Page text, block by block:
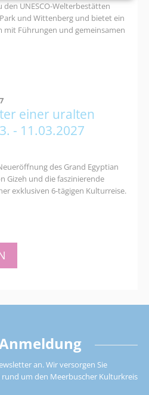
den UNESCO-Welterbestätten
und Wittenberg und bietet ein
Führungen und gemeinsamen
einer uralten
- 11.03.2027
des Grand Egyptian
Gizeh und die faszinierende
exklusiven 6-tägigen Kulturreise.
an. Wir versorgen Sie
um den Meerbuscher Kulturkreis